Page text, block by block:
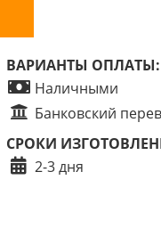
ВАРИАНТЫ ОПЛАТЫ:
Наличными
Банковский
СРОКИ
2-3 дня